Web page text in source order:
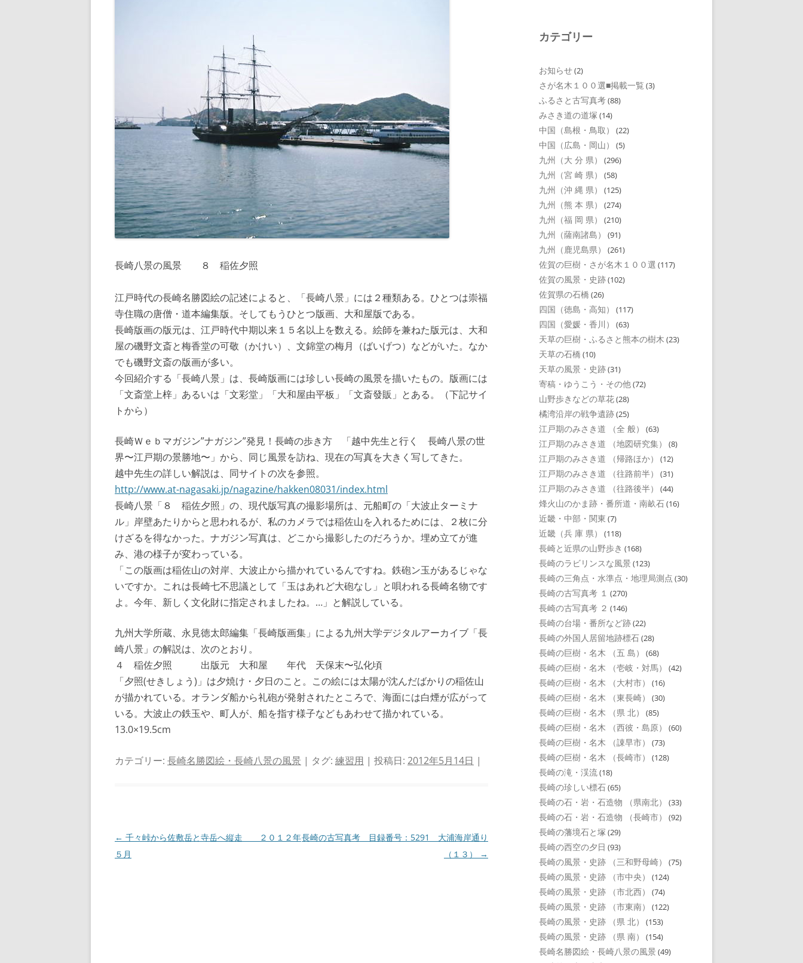
長崎八景の風景 ８ 稲佐夕照
江戸時代の長崎名勝図絵の記述によると、「長崎八景」には２種類ある。ひとつは崇福
寺住職の唐僧・道本編集版。そしてもうひとつ版画、大和屋版である。
長崎版画の版元は、江戸時代中期以来１５名以上を数える。絵師を兼ねた版元は、大和
屋の磯野文斎と梅香堂の可敬（かけい）、文錦堂の梅月（ばいげつ）などがいた。なか
でも磯野文斎の版画が多い。
今回紹介する「長崎八景」は、長崎版画には珍しい長崎の風景を描いたもの。版画には
「文斎堂上梓」あるいは「文彩堂」「大和屋由平板」「文斎發販」とある。（下記サイ
トから）
長崎Ｗｅｂマガジン”ナガジン”発見！長崎の歩き方 「越中先生と行く 長崎八景の世
界〜江戸期の景勝地〜」から、同じ風景を訪ね、現在の写真を大きく写してきた。
越中先生の詳しい解説は、同サイトの次を参照。
http://www.at-nagasaki.jp/nagazine/hakken08031/index.html
長崎八景「８ 稲佐夕照」の、現代版写真の撮影場所は、元船町の「大波止ターミナ
ル」岸壁あたりからと思われるが、私のカメラでは稲佐山を入れるためには、２枚に分
けざるを得なかった。ナガジン写真は、どこから撮影したのだろうか。埋め立てが進
み、港の様子が変わっている。
「この版画は稲佐山の対岸、大波止から描かれているんですね。鉄砲ン玉があるじゃな
いですか。これは長崎七不思議として「玉はあれど大砲なし」と唄われる長崎名物です
よ。今年、新しく文化財に指定されましたね。…」と解説している。
九州大学所蔵、永見徳太郎編集「長崎版画集」による九州大学デジタルアーカイブ「長
崎八景」の解説は、次のとおり。
４ 稲佐夕照 出版元 大和屋 年代 天保末〜弘化頃
「夕照(せきしょう)」は夕焼け・夕日のこと。この絵には太陽が沈んだばかりの稲佐山
が描かれている。オランダ船から礼砲が発射されたところで、海面には白煙が広がって
いる。大波止の鉄玉や、町人が、船を指す様子などもあわせて描かれている。
13.0×19.5cm
カテゴリー: 長崎名勝図絵・長崎八景の風景 | タグ: 練習用 | 投稿日: 2012年5月14日 |
投
稿
← 千々峠から佐敷岳と寺岳へ縦走 ２０１２年
５月
長崎の古写真考 目録番号：5291 大浦海岸通り
（１３）
→
カテゴリー
お知らせ(2)
さが名木１００選■掲載一覧 (3)
ふるさと古写真考(88)
みさき道の道塚 (14)
中国（島根・鳥取） (22)
中国（広島・岡山） (5)
九州（大 分 県） (296)
九州（宮 崎 県） (58)
九州（沖 縄 県） (125)
九州（熊 本 県） (274)
九州（福 岡 県） (210)
九州（薩南諸島） (91)
九州（鹿児島県） (261)
佐賀の巨樹・さが名木１００選 (117)
佐賀の風景・史跡(102)
佐賀県の石橋 (26)
四国（徳島・高知） (117)
四国（愛媛・香川） (63)
天草の巨樹・ふるさと熊本の樹木 (23)
天草の石橋 (10)
天草の風景・史跡(31)
寄稿・ゆうこう・その他(72)
山野歩きなどの草花(28)
橘湾沿岸の戦争遺跡(25)
江戸期のみさき道 （全 般） (63)
江戸期のみさき道 （地図研究集） (8)
江戸期のみさき道 （帰路ほか） (12)
江戸期のみさき道 （往路前半） (31)
江戸期のみさき道 （往路後半） (44)
烽火山のかま跡・番所道・南畝石(16)
近畿・中部・関東 (7)
近畿（兵 庫 県） (118)
長崎と近県の山野歩き (168)
長崎のラビリンスな風景 (123)
長崎の三角点・水準点・地理局測点 (30)
長崎の古写真考 １ (270)
長崎の古写真考 ２ (146)
長崎の台場・番所など跡(22)
長崎の外国人居留地跡標石(28)
長崎の巨樹・名木 （五 島） (68)
長崎の巨樹・名木 （壱岐・対馬） (42)
長崎の巨樹・名木 （大村市） (16)
長崎の巨樹・名木 （東長崎） (30)
長崎の巨樹・名木 （県 北） (85)
長崎の巨樹・名木 （西彼・島原） (60)
長崎の巨樹・名木 （諌早市） (73)
長崎の巨樹・名木 （長崎市） (128)
長崎の滝・渓流(18)
長崎の珍しい標石(65)
長崎の石・岩・石造物 （県南北） (33)
長崎の石・岩・石造物 （長崎市） (92)
長崎の藩境石と塚 (29)
長崎の西空の夕日 (93)
長崎の風景・史跡 （三和野母崎） (75)
長崎の風景・史跡 （市中央） (124)
長崎の風景・史跡 （市北西） (74)
長崎の風景・史跡 （市東南） (122)
長崎の風景・史跡 （県 北） (153)
長崎の風景・史跡 （県 南） (154)
長崎名勝図絵・長崎八景の風景 (49)